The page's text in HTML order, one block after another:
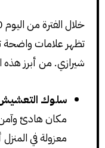
تظهر علامات واضحة
شيرازي. من أبرز هذه
سلوك
مكان هادئ وآمن
معزولة في